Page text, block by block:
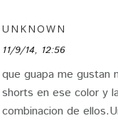
UNKNOWN
11/9/14, 12:56
que guapa me gustan
shorts en ese color y la
combinacion de